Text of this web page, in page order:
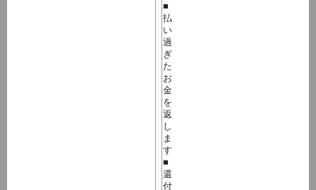
■
払
い
過
ぎ
た
お
金
を
返
し
ま
す
■
還
付